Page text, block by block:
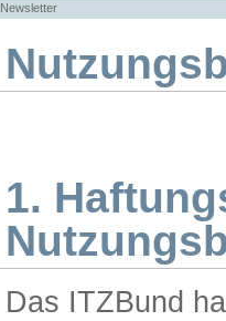
Newsletter
1.
Das ITZBund